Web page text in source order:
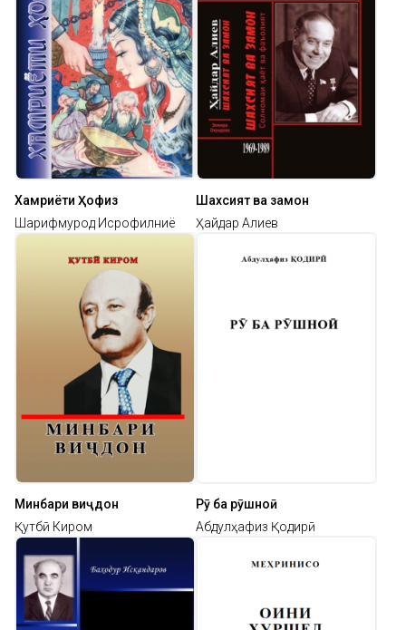
Хамриёти Ҳофиз
Шарифмурод Исрофилниё
Шахсият ва замон
Ҳайдар Алиев
Минбари виҷдон
Қутбӣ Киром
Рӯ ба рӯшноӣ
Абдулҳафиз Қодирӣ